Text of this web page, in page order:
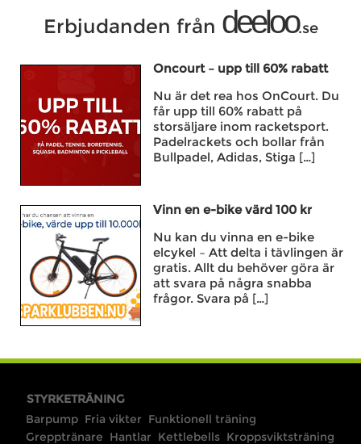
Erbjudanden från deeloo.se
Oncourt – upp till 60% rabatt
Nu är det rea hos OnCourt. Du
får upp till 60% rabatt på
storsäljare inom racketsport.
Padelrackets och bollar från
Bullpadel, Adidas, Stiga […]
Vinn en e-bike värd 100 kr
Nu kan du vinna en e-bike
elcykel – Att delta i tävlingen är
gratis. Allt du behöver göra är
att svara på några snabba
frågor. Svara på […]
STYRKETRÄNING
Barpump Fria vikter Funktionell träning
Grepptränare Hantlar Kettlebells Kroppsviktsträning